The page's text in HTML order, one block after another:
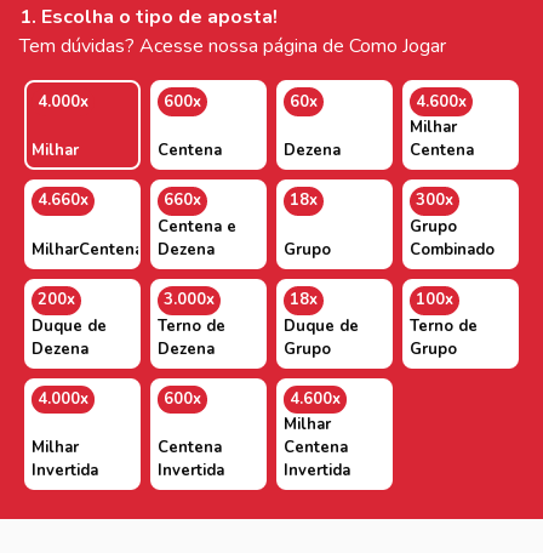
1. Escolha o tipo de aposta!
Tem dúvidas? Acesse nossa página de Como Jogar
4.000x
Milhar
600x
Centena
60x
Dezena
4.600x
Milhar
Centena
4.660x
MilharCentenaDezena
660x
Centena e
Dezena
18x
Grupo
300x
Grupo
Combinado
200x
Duque de
Dezena
3.000x
Terno de
Dezena
18x
Duque de
Grupo
100x
Terno de
Grupo
4.000x
Milhar
Invertida
600x
Centena
Invertida
4.600x
Milhar
Centena
Invertida